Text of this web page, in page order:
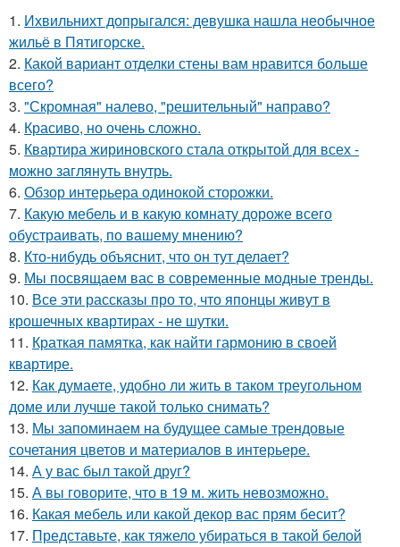
1. Ихвильнихт допрыгался: девушка нашла необычное
жильё в Пятигорске.
2. Какой вариант отделки стены вам нравится больше
всего?
3. "Скромная" налево, "решительный" направо?
4. Красиво, но очень сложно.
5. Квартира жириновского стала открытой для всех -
можно заглянуть внутрь.
6. Обзор интерьера одинокой сторожки.
7. Какую мебель и в какую комнату дороже всего
обустраивать, по вашему мнению?
8. Кто-нибудь объяснит, что он тут делает?
9. Мы посвящаем вас в современные модные тренды.
10. Все эти рассказы про то, что японцы живут в
крошечных квартирах - не шутки.
11. Краткая памятка, как найти гармонию в своей
квартире.
12. Как думаете, удобно ли жить в таком треугольном
доме или лучше такой только снимать?
13. Мы запоминаем на будущее самые трендовые
сочетания цветов и материалов в интерьере.
14. А у вас был такой друг?
15. А вы говорите, что в 19 м. жить невозможно.
16. Какая мебель или какой декор вас прям бесит?
17. Представьте, как тяжело убираться в такой белой